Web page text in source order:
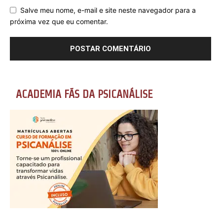
Salve meu nome, e-mail e site neste navegador para a
próxima vez que eu comentar.
ACADEMIA FÃS DA PSICANÁLISE